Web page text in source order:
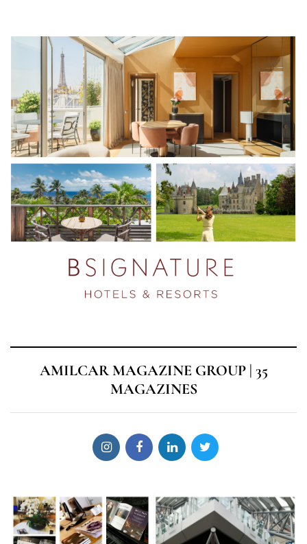
AMILCAR MAGAZINE GROUP | 35
MAGAZINES